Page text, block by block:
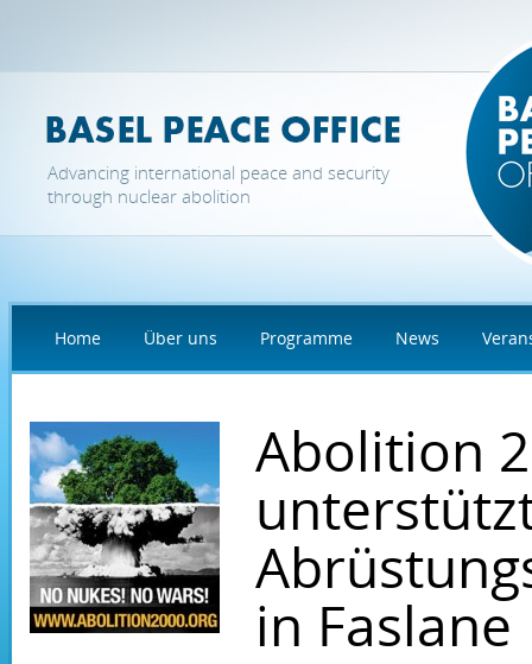
Advancing international peace and security
through nuclear abolition
Home Über uns Programme News
Abolition
in Faslane